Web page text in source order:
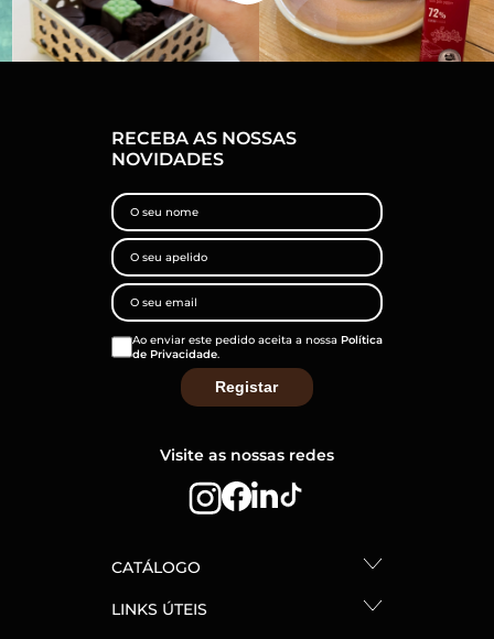
RECEBA AS NOSSAS
NOVIDADES
Ao enviar este pedido aceita a nossa Política
de Privacidade.
Visite as nossas redes
CATÁLOGO
LINKS ÚTEIS